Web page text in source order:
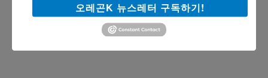
오레곤K 뉴스레터 구독하기!